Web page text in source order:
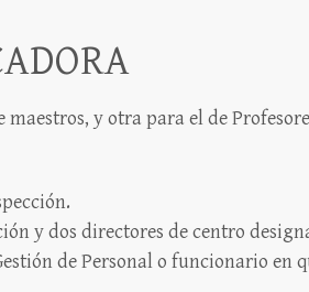
y otra para el de
y dos directores de centro
de Personal o funcionario en